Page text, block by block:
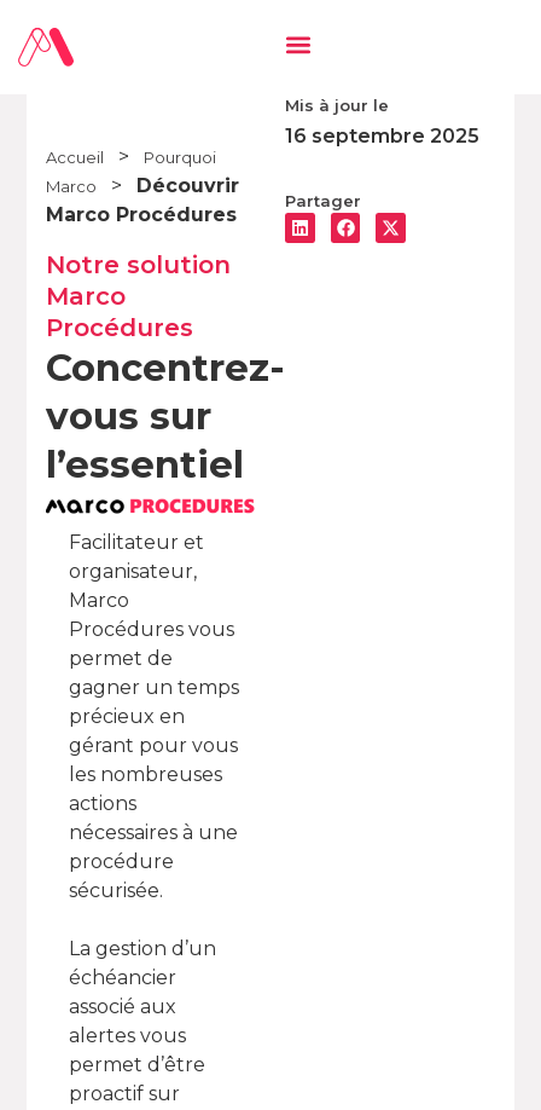
Accueil >
Pourquoi
Marco
>
Découvrir
Marco Procédures
Notre solution
Marco
Procédures
Concentrez-
vous sur
l’essentiel
Facilitateur et
organisateur,
Marco
Procédures vous
permet de
gagner un temps
précieux en
gérant pour vous
les nombreuses
actions
nécessaires à une
procédure
sécurisée.
La gestion d’un
échéancier
associé aux
alertes vous
permet d’être
proactif sur
Mis à jour le
16 septembre 2025
Partager